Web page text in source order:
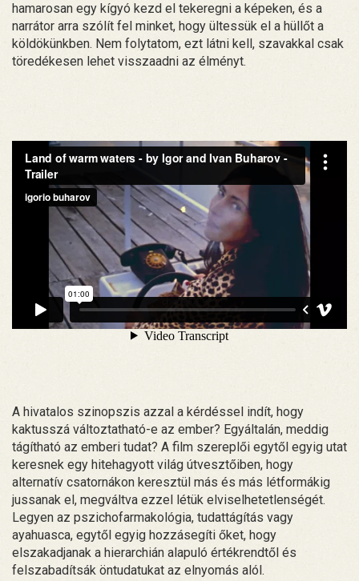
hamarosan egy kígyó kezd el tekeregni a képeken, és a
narrátor arra szólít fel minket, hogy ültessük el a hüllőt a
köldökünkben. Nem folytatom, ezt látni kell, szavakkal csak
töredékesen lehet visszaadni az élményt.
A hivatalos szinopszis azzal a kérdéssel indít, hogy
kaktusszá változtatható-e az ember? Egyáltalán, meddig
tágítható az emberi tudat? A film szereplői egytől egyig utat
keresnek egy hitehagyott világ útvesztőiben, hogy
alternatív csatornákon keresztül más és más létformákig
jussanak el, megváltva ezzel létük elviselhetetlenségét.
Legyen az pszichofarmakológia, tudattágítás vagy
ayahuasca, egytől egyig hozzásegíti őket, hogy
elszakadjanak a hierarchián alapuló értékrendtől és
felszabadítsák öntudatukat az elnyomás alól.